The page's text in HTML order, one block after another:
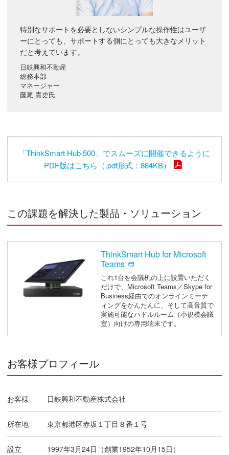
特別なサポートを必要としないシンプルな操作性はユーザ
ーにとっても、サポートする側にとっても大きなメリット
だと考えています。
日鉄興和不動産
総務本部
マネージャー
藤尾 貴史氏
「ThinkSmart Hub 500」でスムーズに開催できるように
PDF版はこちら（.pdf形式：884KB）
この課題を解決した製品・ソリューション
ThinkSmart Hub for Microsoft
Teams
これ1台を会議机の上に設置いただく
だけで、Microsoft Teams／Skype for
Business経由でのオンラインミーテ
ィングをかんたんに、そして高音質で
実施可能なハドルルーム（小規模会議
室）向けの専用端末です。
お客様プロフィール
お客様 日鉄興和不動産株式会社
所在地 東京都港区赤坂１丁目８番１号
設立 1997年3月24日（創業1952年10月15日）